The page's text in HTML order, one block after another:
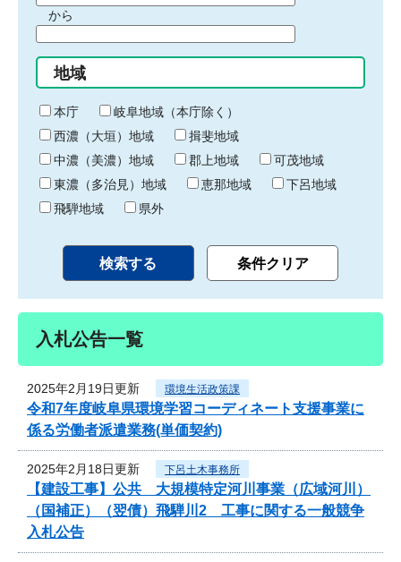
間
始
り
から
間
終
わ
り
地域
本庁
岐阜地域（本庁除く）
西濃（大垣）地域
揖斐地域
中濃（美濃）地域
郡上地域
可茂地域
東濃（多治見）地域
恵那地域
下呂地域
飛騨地域
県外
入札公告一覧
2025年2月19日更新 環境生活政策課
令和7年度岐阜県環境学習コーディネート支援事業に
係る労働者派遣業務(単価契約)
2025年2月18日更新 下呂土木事務所
【建設工事】公共 大規模特定河川事業（広域河川）
（国補正）（翌債）飛騨川2 工事に関する一般競争
入札公告